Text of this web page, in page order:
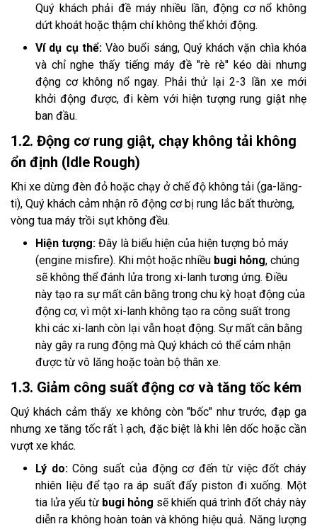
Quý khách phải đề máy nhiều lần, động cơ nổ không
dứt khoát hoặc thậm chí không thể khởi động.
Ví dụ cụ thể:Vào buổi sáng, Quý khách vặn chìa khóa
và chỉ nghe thấy tiếng máy đề "rè rè" kéo dài nhưng
động cơ không nổ ngay. Phải thử lại 2-3 lần xe mới
khởi động được, đi kèm với hiện tượng rung giật nhẹ
ban đầu.
1.2. Động cơ rung giật, chạy không tải không
ổn định (Idle Rough)
Khi xe dừng đèn đỏ hoặc chạy ở chế độ không tải (ga-lăng-
ti), Quý khách cảm nhận rõ động cơ bị rung lắc bất thường,
vòng tua máy trồi sụt không đều.
Hiện tượng: Đây là biểu hiện của hiện tượng bỏ máy
(engine misfire). Khi một hoặc nhiều bugi hỏng, chúng
sẽ không thể đánh lửa trong xi-lanh tương ứng. Điều
này tạo ra sự mất cân bằng trong chu kỳ hoạt động của
động cơ, vì một xi-lanh không tạo ra công suất trong
khi các xi-lanh còn lại vẫn hoạt động. Sự mất cân bằng
này gây ra rung động mà Quý khách có thể cảm nhận
được từ vô lăng hoặc toàn bộ thân xe.
1.3. Giảm công suất động cơ và tăng tốc kém
Quý khách cảm thấy xe không còn "bốc" như trước, đạp ga
nhưng xe tăng tốc rất ì ạch, đặc biệt là khi lên dốc hoặc cần
vượt xe khác.
Lý do:Công suất của động cơ đến từ việc đốt cháy
nhiên liệu để tạo ra áp suất đẩy piston đi xuống. Một
tia lửa yếu từ bugi hỏng sẽ khiến quá trình đốt cháy này
diễn ra không hoàn toàn và không hiệu quả. Năng lượng